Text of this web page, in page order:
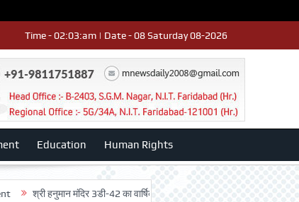
Time - 02:03:am | Date - 08 Saturday 08-2026
Education Human Rights
मंदिर 3डी-42 का वार्षिकोत्सव धूमधाम से मनाया: डॉ. राजेश भाटिया 12 th